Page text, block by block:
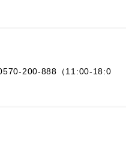
200-888（11:00-18:0